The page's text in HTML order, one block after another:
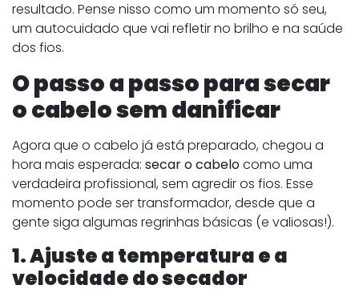
resultado. Pense nisso como um momento só seu,
um autocuidado que vai refletir no brilho e na saúde
dos fios.
O passo a passo para secar
o cabelo sem danificar
Agora que o cabelo já está preparado, chegou a
hora mais esperada: secar o cabelocomo uma
verdadeira profissional, sem agredir os fios. Esse
momento pode ser transformador, desde que a
gente siga algumas regrinhas básicas (e valiosas!).
1. Ajuste a temperatura e a
velocidade do secador